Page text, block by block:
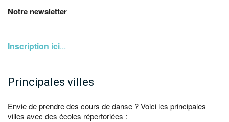
Notre newsletter
Inscription ici...
Principales villes
Envie de prendre des cours de danse ? Voici les principales
villes avec des écoles répertoriées :